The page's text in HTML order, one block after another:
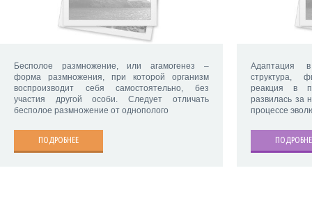
Бесполое размножение, или агамогенез –
форма размножения, при которой организм
воспроизводит себя самостоятельно, без
участия другой особи. Следует отличать
бесполое размножение от однополого
ПОДРОБНЕЕ
Адаптация
структура,
реакция в
развилась за
процессе